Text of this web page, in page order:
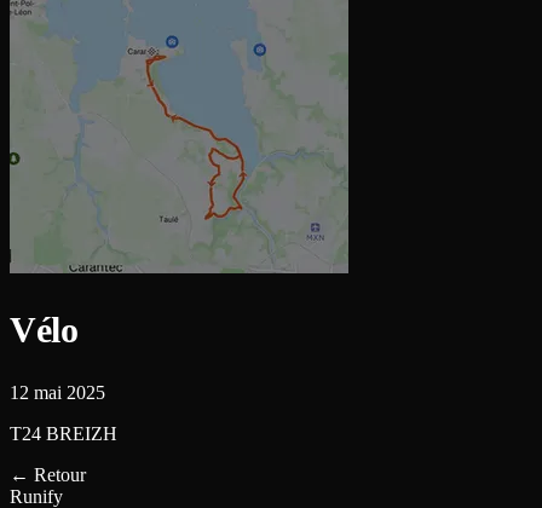
Vélo
12 mai 2025
T24 BREIZH
← Retour
Runify